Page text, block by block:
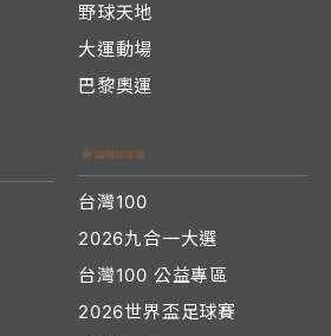
野球天地
大運動場
巴黎奧運
台灣100
2026九合一大選
台灣100 公益專區
2026世界盃足球賽